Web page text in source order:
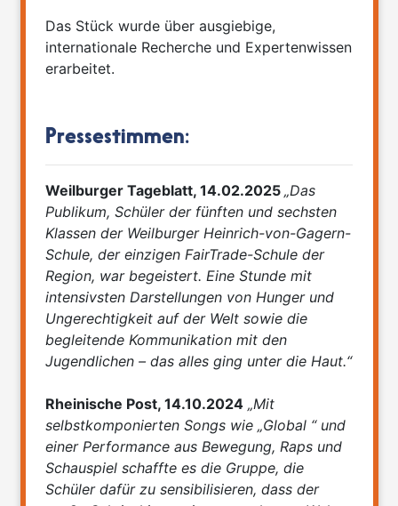
Das Stück wurde über ausgiebige,
internationale Recherche und Expertenwissen
erarbeitet.
Pressestimmen:
Weilburger Tageblatt, 14.02.2025„Das
Publikum, Schüler der fünften und sechsten
Klassen der Weilburger Heinrich-von-Gagern-
Schule, der einzigen FairTrade-Schule der
Region, war begeistert. Eine Stunde mit
intensivsten Darstellungen von Hunger und
Ungerechtigkeit auf der Welt sowie die
begleitende Kommunikation mit den
Jugendlichen – das alles ging unter die Haut.“
Rheinische Post, 14.10.2024 „Mit
selbstkomponierten Songs wie „Global “ und
einer Performance aus Bewegung, Raps und
Schauspiel schaffte es die Gruppe, die
Schüler dafür zu sensibilisieren, dass der